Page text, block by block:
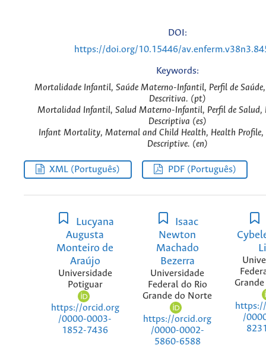
DOI:
https://doi.org/10.15446/
Keywords:
Mortalidade Infantil, Saúde Materno-Infantil, Perfil de
Descritiva. (pt)
Mortalidad Infantil, Salud Materno-Infantil, Perfil de Salud,
Descriptiva (es)
Infant Mortality, Maternal and Child Health, Health Profile,
Descriptive. (en)
XML (Português) PDF (Português)
Lucyana
Augusta
Monteiro de
Araújo
Universidade
Potiguar
https://orcid.org
/0000-0003-
1852-7436
Isaac
Newton
Machado
Bezerra
Universidade
Federal do Rio
Grande do Norte
https://orcid.org
/0000-0002-
5860-6588
/